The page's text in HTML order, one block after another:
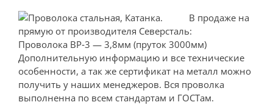
В продаже на
прямую от производителя Северсталь:
Проволока ВР‐3 — 3,8мм (пруток 3000мм)
Дополнительную информацию и все технические
особенности, а так же сертификат на металл можно
получить у наших менеджеров. Вся проволка
выполненна по всем стандартам и ГОСТам.